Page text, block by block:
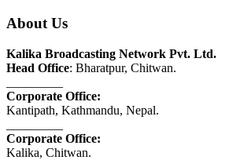
About Us
Kalika Broadcasting Network Pvt. Ltd.
Head Office: Bharatpur, Chitwan.
Corporate Office:
Kantipath, Kathmandu, Nepal.
Corporate Office:
Kalika, Chitwan.